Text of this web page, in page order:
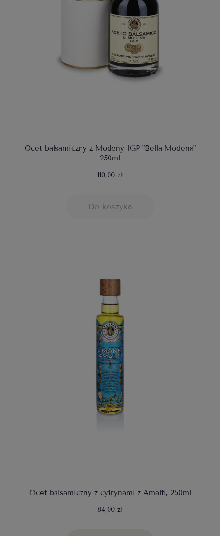
Ocet balsamiczny z Modeny IGP "Bella Modena"
250ml
110,00 zł
Do koszyka
Ocet balsamiczny z cytrynami z Amalfi, 250ml
84,00 zł